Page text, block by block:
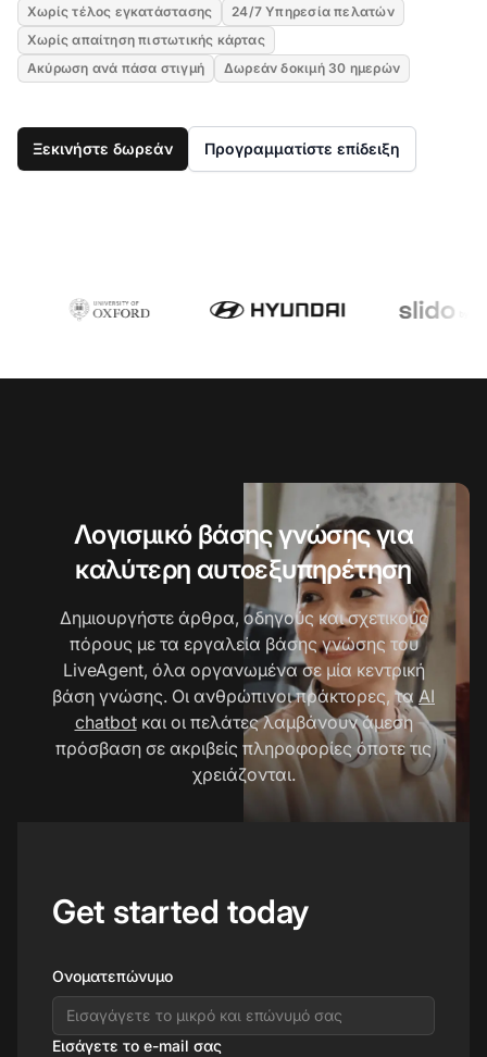
Χωρίς τέλος εγκατάστασης
24/7 Υπηρεσία πελατών
Χωρίς απαίτηση πιστωτικής κάρτας
Ακύρωση ανά πάσα στιγμή
Δωρεάν δοκιμή 30 ημερών
Ξεκινήστε δωρεάν Προγραμματίστε επίδειξη
Λογισμικό βάσης γνώσης για
καλύτερη αυτοεξυπηρέτηση
Δημιουργήστε άρθρα, οδηγούς και σχετικούς
πόρους με τα εργαλεία βάσης γνώσης του
LiveAgent, όλα οργανωμένα σε μία κεντρική
βάση γνώσης. Οι ανθρώπινοι πράκτορες, τα AI
chatbotκαι οι πελάτες λαμβάνουν άμεση
πρόσβαση σε ακριβείς πληροφορίες όποτε τις
χρειάζονται.
Get started today
Ονοματεπώνυμο
Εισάγετε το e-mail σας